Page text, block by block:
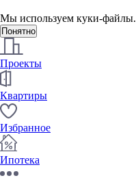
Мы используем куки-файлы.
Понятно
Проекты
Квартиры
Избранное
Ипотека